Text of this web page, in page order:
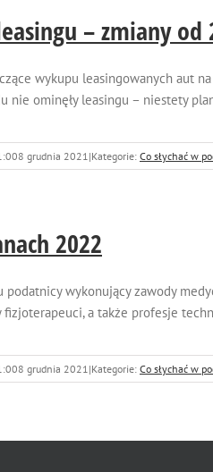
– zmiany od
wykupu leasingowanych aut
nie ominęły leasingu – niestety
8 grudnia 2021|Kategorie: Co słychać w
2022
podatnicy wykonujący zawody
fizjoterapeuci, a także profesje
8 grudnia 2021|Kategorie: Co słychać w